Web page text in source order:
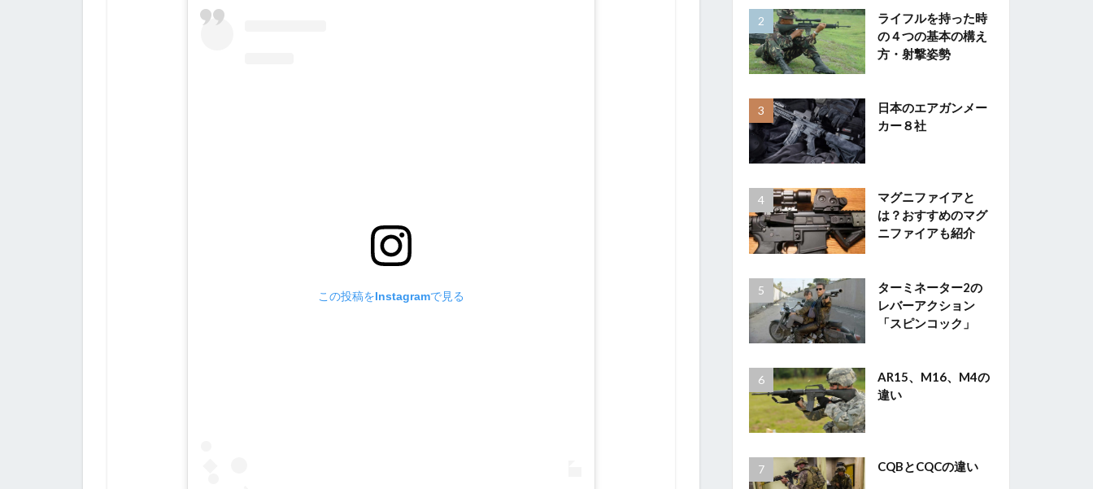
この投稿をInstagramで見る
ライフルを持った時
の４つの基本の構え
方・射撃姿勢
日本のエアガンメー
カー８社
マグニファイアと
は？おすすめのマグ
ニファイアも紹介
ターミネーター2の
レバーアクション
「スピンコック」
AR15、M16、M4の
違い
CQBとCQCの違い